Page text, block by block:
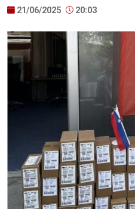
21/06/2025 20:03